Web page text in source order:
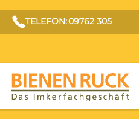
TELEFON: 09762 305